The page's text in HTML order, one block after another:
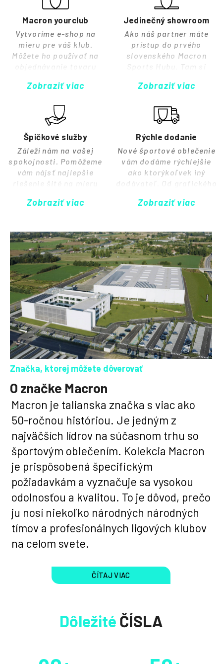
Macron yourclub
Vytvoríme e-shop na
mieru pre váš klub.
Môžete ho používať na
objednávanie tovaru
balíkov pre členov a
Postaráme sa za vás o
všetku logistiku.
Zobraziť viac
Jedinečný showroom
Ako náš partner máte
prístup do prvého
slovenského Macron
Sports Hubu. Tam si
vyskúšať vybavenie,
dokonca usporiadať
tlačovú konferenciu.
Zobraziť viac
Špičkové služby
Záleží nám na vašej
spokojnosti. Pomôžeme
vám nájsť najlepšie
riešenie šité na mieru
plne k dispozícii, či už
doplniť tréningovú
súpravu. Od nás môžete
vždy očakávať niečo
navyše.
Zobraziť viac
Rýchle dodanie
Nové športové oblečenie
vám dodáme rýchlejšie
ako ktorýkoľvek iný
dodávateľ. Od grafického
personalizáciu až po
váš klub vybaviť do 14 dní.
Zobraziť viac
Značka, ktorej môžete dôverovať
O značke Macron
Macron je talianska značka s viac ako
50-ročnou históriou. Je jedným z
najväčších lídrov na súčasnom trhu so
športovým oblečením. Kolekcia Macron
je prispôsobená špecifickým
požiadavkám a vyznačuje sa vysokou
odolnosťou a kvalitou. To je dôvod, prečo
ju nosí niekoľko národných národných
tímov a profesionálnych ligových klubov
na celom svete.
ČÍTAJ VIAC
Dôležité ČÍSLA